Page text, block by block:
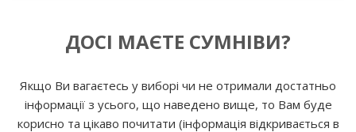
ДОСІ МАЄТЕ СУМНІВИ?
Якщо Ви вагаєтесь у виборі чи не отримали достатньо
інформації з усього, що наведено вище, то Вам буде
корисно та цікаво почитати (інформація відкривається в